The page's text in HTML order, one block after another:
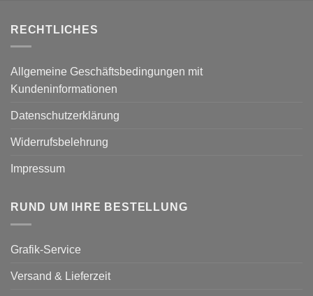
RECHTLICHES
Allgemeine Geschäftsbedingungen mit
Kundeninformationen
Datenschutzerklärung
Widerrufsbelehrung
Impressum
RUND UM IHRE BESTELLUNG
Grafik-Service
Versand & Lieferzeit